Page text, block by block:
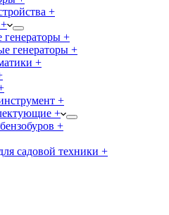
+
генераторы +
генераторы +
+
+
+
+
садовой техники +